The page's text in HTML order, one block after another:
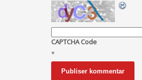
CAPTCHA Code
*